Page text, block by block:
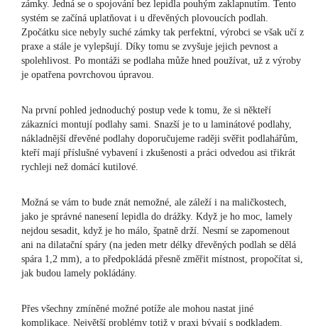
zámky. Jedná se o spojování bez lepidla pouhým zaklapnutím. Tento
systém se začíná uplatňovat i u dřevěných plovoucích podlah.
Zpočátku sice nebyly suché zámky tak perfektní, výrobci se však učí z
praxe a stále je vylepšují. Díky tomu se zvyšuje jejich pevnost a
spolehlivost. Po montáži se podlaha může hned používat, už z výroby
je opatřena povrchovou úpravou.
Na první pohled jednoduchý postup vede k tomu, že si někteří
zákazníci montují podlahy sami. Snazší je to u laminátové podlahy,
nákladnější dřevěné podlahy doporučujeme raději svěřit podlahářům,
kteří mají příslušné vybavení i zkušenosti a práci odvedou asi třikrát
rychleji než domácí kutilové.
Možná se vám to bude znát nemožné, ale záleží i na maličkostech,
jako je správné nanesení lepidla do drážky. Když je ho moc, lamely
nejdou sesadit, když je ho málo, špatně drží. Nesmí se zapomenout
ani na dilatační spáry (na jeden metr délky dřevěných podlah se dělá
spára 1,2 mm), a to předpokládá přesně změřit místnost, propočítat si,
jak budou lamely pokládány.
Přes všechny zmíněné možné potíže ale mohou nastat jiné
komplikace. Největší problémy totiž v praxi bývají s podkladem.